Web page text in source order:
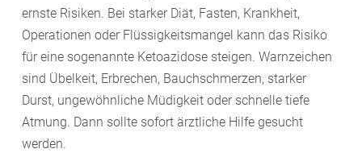
ernste Risiken. Bei starker Diät, Fasten, Krankheit,
Operationen oder Flüssigkeitsmangel kann das Risiko
für eine sogenannte Ketoazidose steigen. Warnzeichen
sind Übelkeit, Erbrechen, Bauchschmerzen, starker
Durst, ungewöhnliche Müdigkeit oder schnelle tiefe
Atmung. Dann sollte sofort ärztliche Hilfe gesucht
werden.